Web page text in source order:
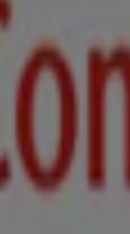
avec d’autres
la